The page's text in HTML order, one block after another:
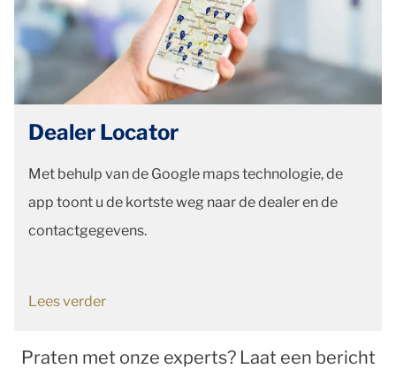
Dealer Locator
Met behulp van de Google maps technologie, de
app toont u de kortste weg naar de dealer en de
contactgegevens.
Lees verder
Praten met onze experts? Laat een bericht